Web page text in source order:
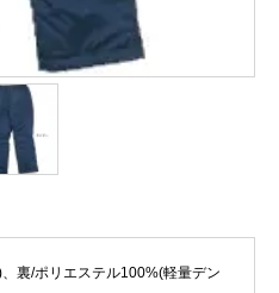
裏/ポリエステル100%(軽量デン